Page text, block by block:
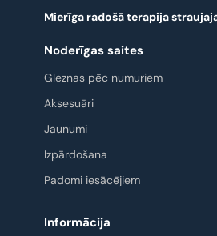
Mierīga radošā terapija
Noderīgas saites
Gleznas pēc numuriem
Aksesuāri
Jaunumi
Izpārdošana
Padomi iesācējiem
Informācija